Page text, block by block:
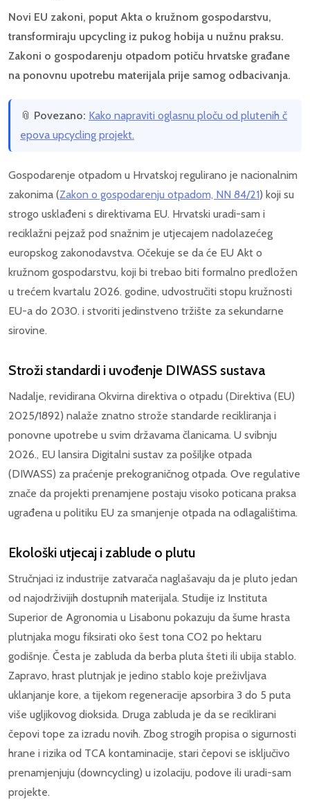
Novi EU zakoni, poput Akta o kružnom gospodarstvu,
transformiraju upcycling iz pukog hobija u nužnu praksu.
Zakoni o gospodarenju otpadom potiču hrvatske građane
na ponovnu upotrebu materijala prije samog odbacivanja.
📎 Povezano: Kako napraviti oglasnu ploču od plutenih č
epova upcycling projekt.
Gospodarenje otpadom u Hrvatskoj regulirano je nacionalnim
zakonima (Zakon o gospodarenju otpadom, NN 84/21) koji su
strogo usklađeni s direktivama EU. Hrvatski uradi-sam i
reciklažni pejzaž pod snažnim je utjecajem nadolazećeg
europskog zakonodavstva. Očekuje se da će EU Akt o
kružnom gospodarstvu, koji bi trebao biti formalno predložen
u trećem kvartalu 2026. godine, udvostručiti stopu kružnosti
EU-a do 2030. i stvoriti jedinstveno tržište za sekundarne
sirovine.
Stroži standardi i uvođenje DIWASS sustava
Nadalje, revidirana Okvirna direktiva o otpadu (Direktiva (EU)
2025/1892) nalaže znatno strože standarde recikliranja i
ponovne upotrebe u svim državama članicama. U svibnju
2026., EU lansira Digitalni sustav za pošiljke otpada
(DIWASS) za praćenje prekograničnog otpada. Ove regulative
znače da projekti prenamjene postaju visoko poticana praksa
ugrađena u politiku EU za smanjenje otpada na odlagalištima.
Ekološki utjecaj i zablude o plutu
Stručnjaci iz industrije zatvarača naglašavaju da je pluto jedan
od najodrživijih dostupnih materijala. Studije iz Instituta
Superior de Agronomia u Lisabonu pokazuju da šume hrasta
plutnjaka mogu fiksirati oko šest tona CO2 po hektaru
godišnje. Česta je zabluda da berba pluta šteti ili ubija stablo.
Zapravo, hrast plutnjak je jedino stablo koje preživljava
uklanjanje kore, a tijekom regeneracije apsorbira 3 do 5 puta
više ugljikovog dioksida. Druga zabluda je da se reciklirani
čepovi tope za izradu novih. Zbog strogih propisa o sigurnosti
hrane i rizika od TCA kontaminacije, stari čepovi se isključivo
prenamjenjuju (downcycling) u izolaciju, podove ili uradi-sam
projekte.